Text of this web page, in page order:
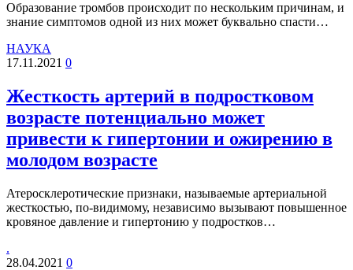
Образование тромбов происходит по нескольким причинам, и
знание симптомов одной из них может буквально спасти…
НАУКА
17.11.2021 0
Жесткость артерий в подростковом
возрасте потенциально может
привести к гипертонии и ожирению в
молодом возрасте
Атеросклеротические признаки, называемые артериальной
жесткостью, по-видимому, независимо вызывают повышенное
кровяное давление и гипертонию у подростков…
.
28.04.2021 0